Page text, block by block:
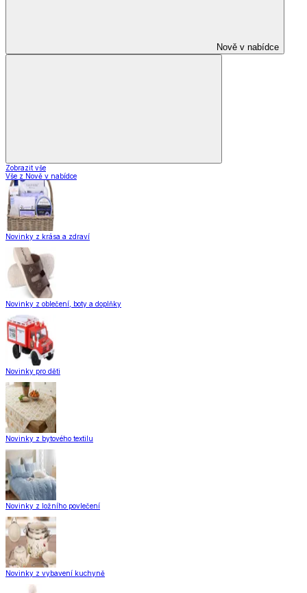
Nově v nabídce
Zobrazit vše
Vše z Nově v nabídce
Novinky z krása a zdraví
Novinky z oblečení, boty a doplňky
Novinky pro děti
Novinky z bytového textilu
Novinky z ložního povlečení
Novinky z vybavení kuchyně